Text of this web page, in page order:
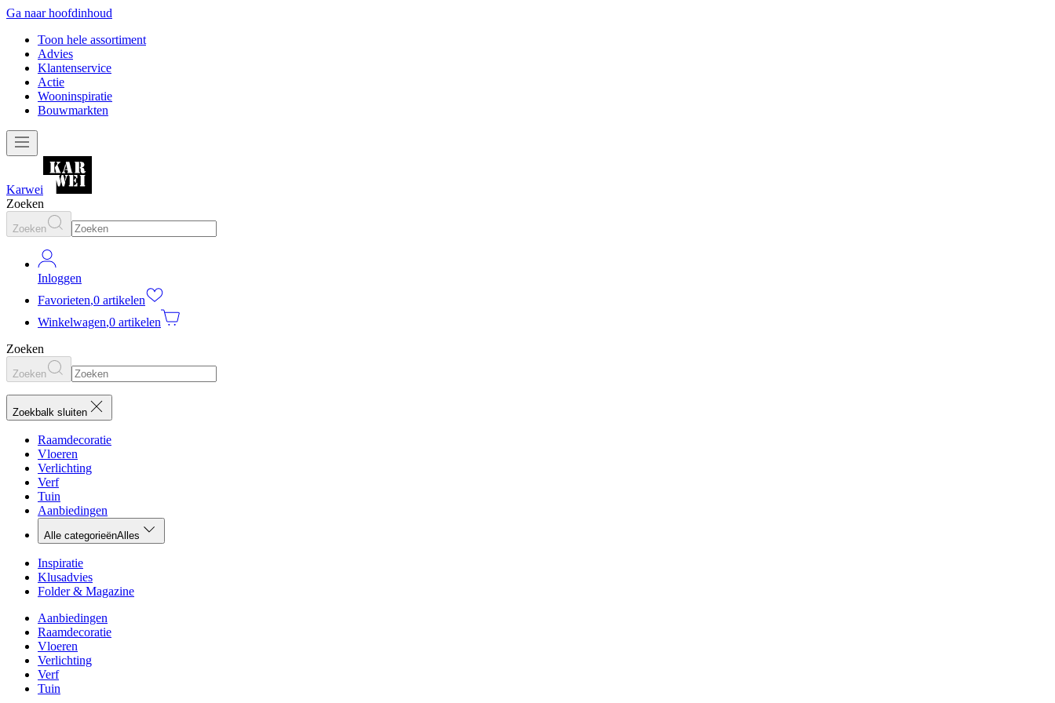
Ga naar hoofdinhoud
Toon hele assortiment
Advies
Klantenservice
Actie
Wooninspiratie
Bouwmarkten
Karwei
Zoeken
Zoeken
Inloggen
Favorieten,0 artikelen
Winkelwagen,0 artikelen
Zoeken
Zoeken
Zoekbalk sluiten
Raamdecoratie
Vloeren
Verlichting
Verf
Tuin
Aanbiedingen
Alle categorieënAlles
Inspiratie
Klusadvies
Folder & Magazine
Aanbiedingen
Raamdecoratie
Vloeren
Verlichting
Verf
Tuin